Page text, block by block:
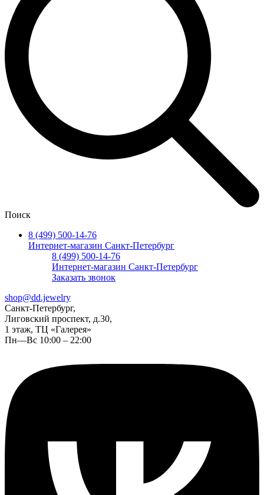
Поиск
8 (499) 500-14-76
Интернет-магазин Санкт-Петербург
8 (499) 500-14-76
Интернет-магазин Санкт-Петербург
Заказать звонок
shop@dd.jewelry
Санкт-Петербург,
Лиговский проспект, д.30,
1 этаж, ТЦ «Галерея»
Пн—Вс 10:00 – 22:00